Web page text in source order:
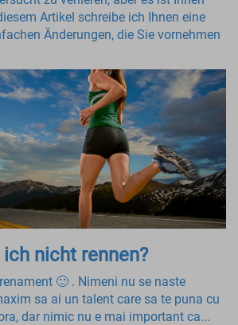
Artikel schreibe ich Ihnen eine
Änderungen, die Sie vornehmen
nicht rennen?
🙂 . Nimeni nu se naste
sa ai un talent care sa te puna cu
dar nimic nu e mai important ca...